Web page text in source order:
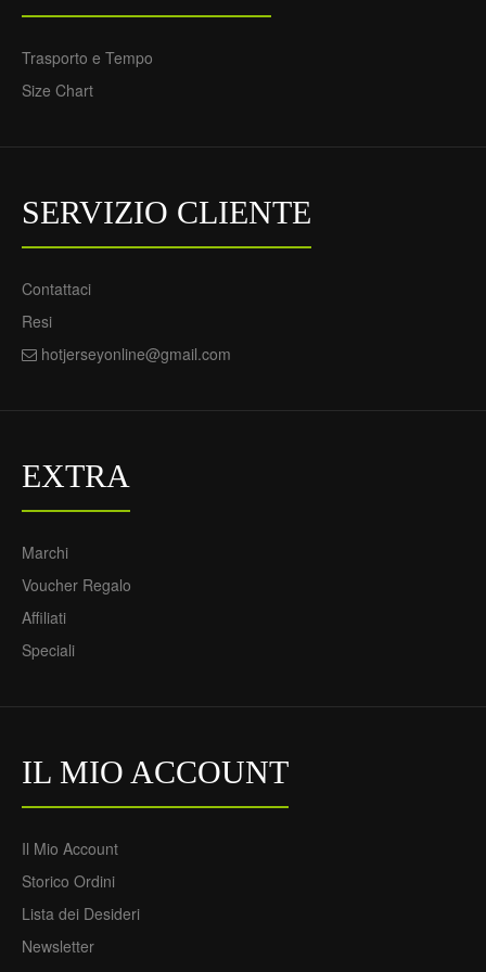
Trasporto e Tempo
Size Chart
SERVIZIO CLIENTE
Contattaci
Resi
hotjerseyonline@gmail.com
EXTRA
Marchi
Voucher Regalo
Affiliati
Speciali
IL MIO ACCOUNT
Il Mio Account
Storico Ordini
Lista dei Desideri
Newsletter